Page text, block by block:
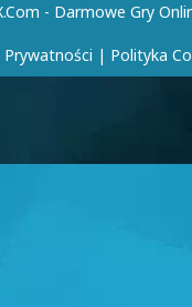
- Darmowe Gry
Prywatności | Polityka